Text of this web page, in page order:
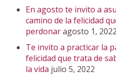
En agosto te invito a
camino de la felicidad
perdonaragosto 1, 2022
Te invito a practicar la
felicidad que trata de
la vida julio 5, 2022